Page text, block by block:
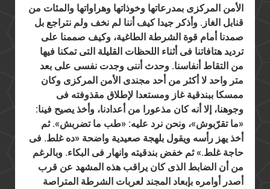
الأمن المركزى بمدرعاتها وخوذاتها وهراواتها والمئات من
قنابل الغاز. وأذكر جيدا كيف أننا لم نخف ولم نتراجع بل
صمدنا أمام قوة الشرطة الطاغية، وكيف صممنا على
ترديد هتافاتنا فى أثناء اللحظات القليلة التى تمكنا فيها
من التقاط أنفاسنا. وحدث أننى وجدت نفسى على بعد
متر واحد لا أكثر من أحد مجندى الأمن المركزى وكان
ممسكا ببندقية غاز ومستعدا لإطلاق مقذوفته فى
وجوهنا، إلا أنه كان مذعورا من أعدادنا، وأخذ يصيح فينا:
«ما تقرّبوش»، ونحن نرد عليه: «طب ما تضربش». ثم
أخذ يهز رأسه ويقول بلهجة صعيدية واضحة «ده غلط. فى
حاجة غلط.» ثم خفض بندقيته وانهار فى البكاء. وبالرغم
من أن الضابط الذى كان يراقب هذه المشهد عن قرب
أصدر أوامره بإبعاد المجند لعربات الشرطة المتراصة